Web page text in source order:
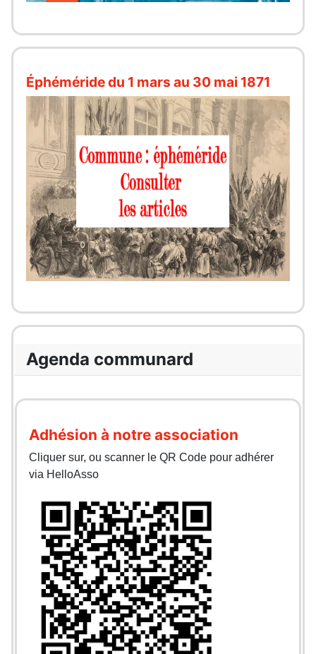
Éphéméride du 1 mars au 30 mai 1871
Agenda communard
Adhésion à notre association
Cliquer sur, ou scanner le QR Code pour adhérer
via HelloAsso